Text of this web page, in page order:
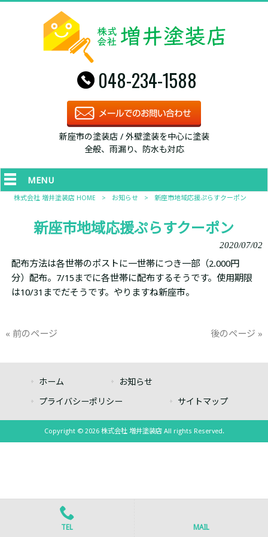
048-234-1588
新座市の塗装店 / 外壁塗装を中心に塗装
全般、雨漏り、防水も対応
MENU
株式会社 増井塗装店 HOME > お知らせ > 新座市地域応援ぷらすクーポン
新座市地域応援ぷらすクーポン
2020/07/02
配布方法は各世帯のポストに一世帯につき一部（2.000円
分）配布。7/15までに各世帯に配布するそうです。使用期限
は10/31までだそうです。やりますね新座市。
« 前のページ 後のページ »
ホーム お知らせ
プライバシーポリシー サイトマップ
Copyright © 2026 株式会社 増井塗装店 All rights Reserved.
TEL MAIL